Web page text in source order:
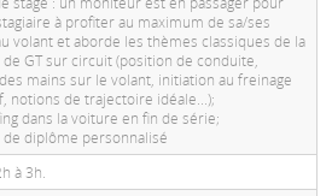
à profiter au maximum de sa/ses
volant et aborde les thèmes classiques de la
GT sur circuit (position de conduite,
mains sur le volant, initiation au freinage
notions de trajectoire idéale...);
dans la voiture en fin de série;
de diplôme personnalisé
à 3h.